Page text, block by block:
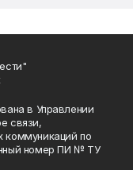
в Управлении
связи,
коммуникаций по
номер ПИ № ТУ